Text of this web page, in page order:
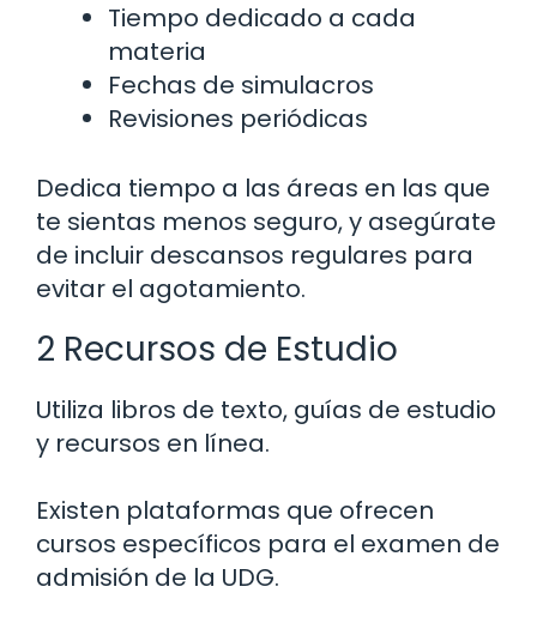
Tiempo dedicado a cada
materia
Fechas de simulacros
Revisiones periódicas
Dedica tiempo a las áreas en las que
te sientas menos seguro, y asegúrate
de incluir descansos regulares para
evitar el agotamiento.
2 Recursos de Estudio
Utiliza libros de texto, guías de estudio
y recursos en línea.
Existen plataformas que ofrecen
cursos específicos para el examen de
admisión de la UDG.